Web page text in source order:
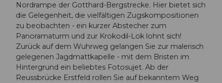
Nordrampe der Gotthard-Bergstrecke. Hier bietet sich
die Gelegenheit, die vielfältigen Zugskompositionen
zu beobachten - ein kurzer Abstecher zum
Panoramaturm und zur Krokodil-Lok lohnt sich!
Zurück auf dem Wuhrweg gelangen Sie zur malerisch
gelegenen Jagdmattkapelle - mit dem Bristen im
Hintergrund ein beliebtes Fotosujet. Ab der
Reussbrücke Erstfeld rollen Sie auf bekanntem Weg